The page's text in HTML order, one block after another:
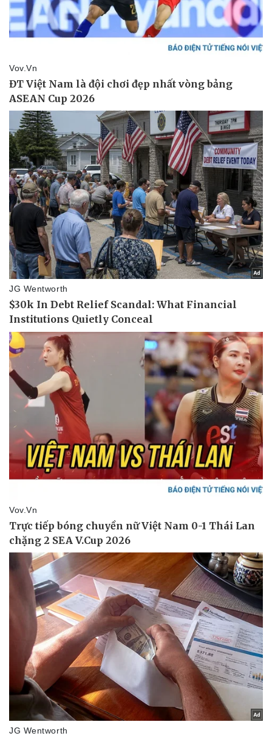
Bóng đá
Lịch thi đấu bóng đá
Thế giới thể thao
eSports
Hậu trường
Ô tô
Tư vấn